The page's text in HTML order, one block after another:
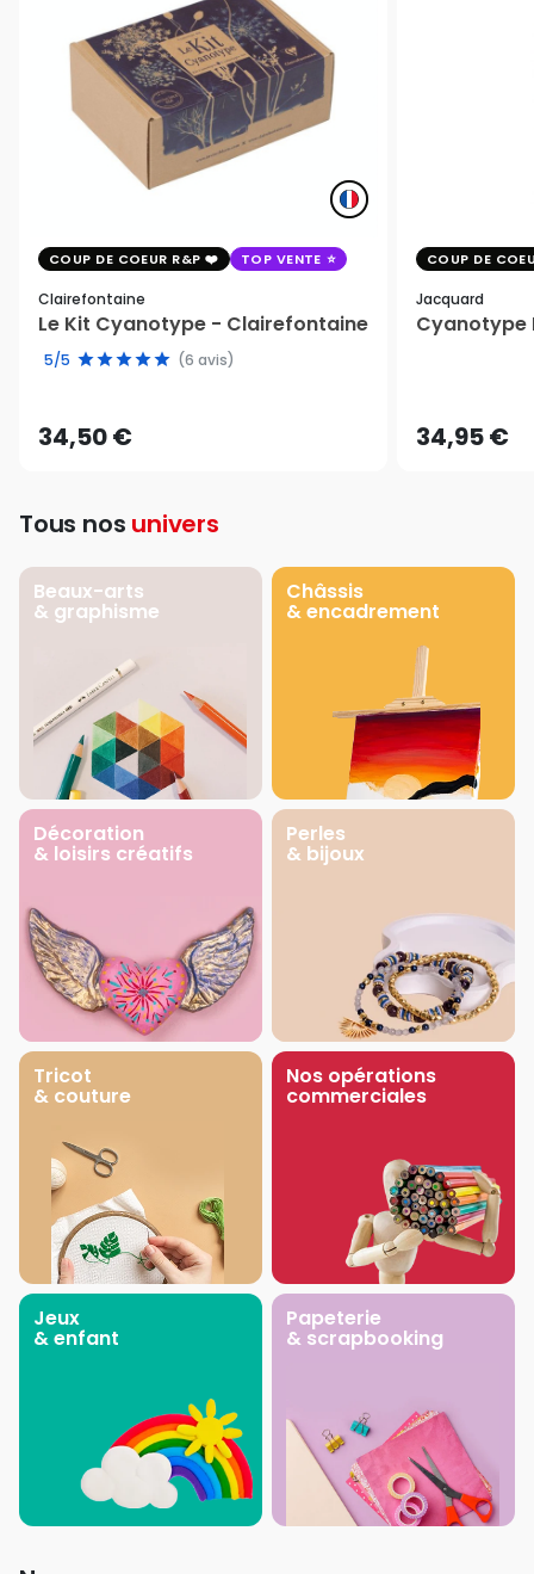
COUP DE COEUR R&P TOP VENTE
Clairefontaine
Le Kit Cyanotype - Clairefontaine
5/5 (6 avis)
34,50 €
COUP DE
Jacquard
Cyanotype
34,95 €
Tous nos univers
Beaux-arts
& graphisme
Châssis
& encadrement
Décoration
& loisirs créatifs
Perles
& bijoux
Tricot
& couture
Nos opérations
commerciales
Jeux
& enfant
Papeterie
& scrapbooking